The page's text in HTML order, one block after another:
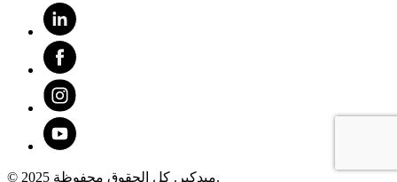
© 2025 ميدكير. كل الحقوق محفوظة.